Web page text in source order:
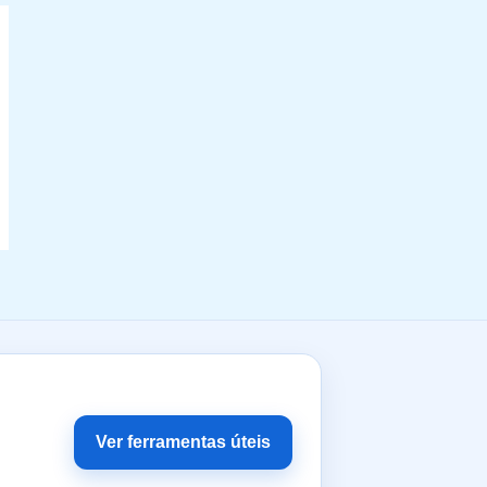
Ver ferramentas úteis